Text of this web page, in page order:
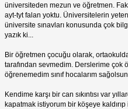
üniversiteden mezun ve öğretmen.
ayt-tyt falan yoktu. Üniversitelerin
üniversite sınavları konusunda çok
yazık ki...
Bir öğretmen çocuğu olarak,
tarafından sevmedim. Derslerime çok
öğrenemedim sınıf hocalarım
Kendime karşı bir can sıkıntısı var
kapatmak istiyorum bir köşeye